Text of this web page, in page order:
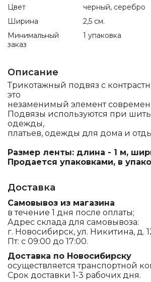
Цвет
черный, серебро
Ширина
2,5 см.
Минимальный
заказ
1 упаковка
Описание
Трикотажный подвяз с
это
незаменимый элемент
Подвязы используются при
одежды,
платьев, одежды для дома и
Размер ленты: длина - 1 м,
Продается упаковками, в
Доставка
Самовывоз из магазина
в течение 1 дня после оплаты;
Адрес склада для самовывоза:
г. Новосибирск, ул. Никитина, д.
Пт: с 09:00 до 17:00.
Доставка по Новосибирску
осуществляется транспортной
Срок доставки 1-3 рабочих дня.